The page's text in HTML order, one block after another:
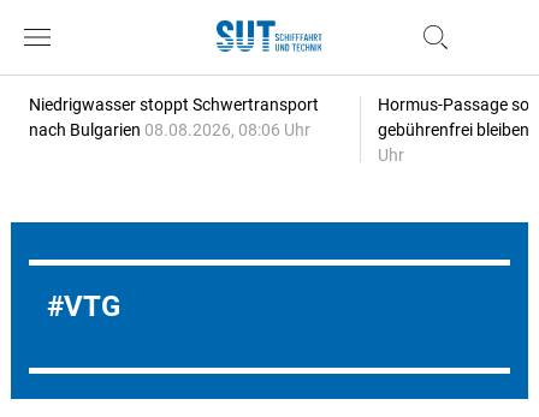
Niedrigwasser stoppt Schwertransport
nach Bulgarien 08.08.2026, 08:06 Uhr
Hormus-Passage
gebührenfrei bleiben
Uhr
VTG